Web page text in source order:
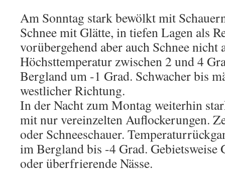
Am Sonntag stark bewölkt mit
Schnee mit Glätte, in tiefen Lagen als
vorübergehend aber auch Schnee nicht
Höchsttemperatur zwischen 2 und 4
Bergland um -1 Grad. Schwacher bis
westlicher Richtung.
In der Nacht zum Montag weiterhin
mit nur vereinzelten Auflockerungen.
oder Schneeschauer.
im Bergland bis -4 Grad. Gebietsweise
oder überfrierende Nässe.